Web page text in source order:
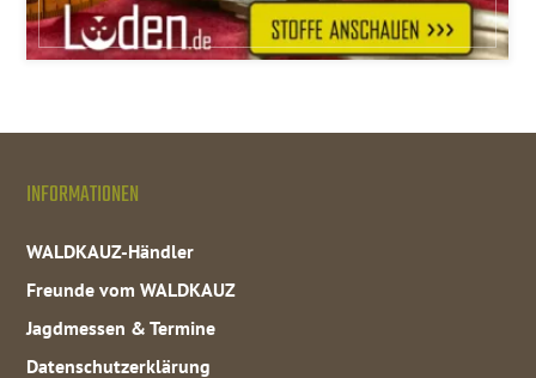
INFORMATIONEN
WALDKAUZ-Händler
Freunde vom WALDKAUZ
Jagdmessen & Termine
Datenschutzerklärung